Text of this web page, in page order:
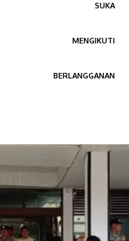
SUKA
MENGIKUTI
BERLANGGANAN